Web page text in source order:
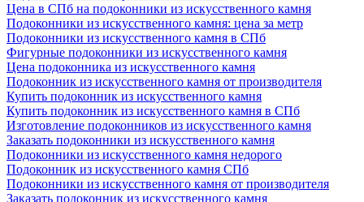
Цена в СПб на подоконники из искусственного камня
Подоконники из искусственного камня: цена за метр
Подоконники из искусственного камня в СПб
Фигурные подоконники из искусственного камня
Цена подоконника из искусственного камня
Подоконник из искусственного камня от производителя
Купить подоконник из искусственного камня
Купить подоконник из искусственного камня в СПб
Изготовление подоконников из искусственного камня
Заказать подоконники из искусственного камня
Подоконники из искусственного камня недорого
Подоконник из искусственного камня СПб
Подоконники из искусственного камня от производителя
Заказать подоконник из искусственного камня